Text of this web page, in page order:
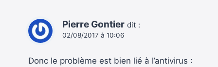
Pierre Gontier dit :
02/08/2017 à 10:06
Donc le problème est bien lié à l’antivirus :